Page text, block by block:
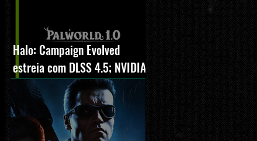
Halo: Campaign Evolved
estreia com DLSS 4.5; NVIDIA
lança novo GeForce Game
Ready Driver para grandes
lançamentos